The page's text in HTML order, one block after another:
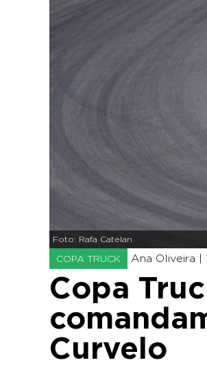
Foto: Rafa Catelan
COPA TRUCK Ana Oliveira |
Copa
Curvelo